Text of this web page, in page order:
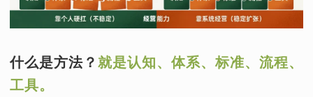
什么是方法？ 就是认知、体系、标准、流程、
工具。